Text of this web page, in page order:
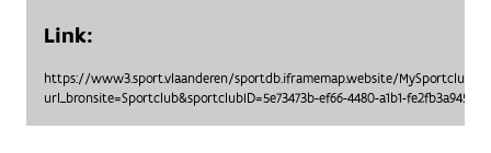
Link:
https://www3.sport.vlaanderen/sportdb.iframemap.website/
url_bronsite=Sportclub&sportclubID=5e73473b-ef66-4480-a1b1-